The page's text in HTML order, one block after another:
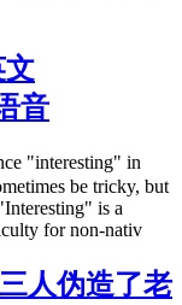
文
音
"interesting" in
be tricky, but
is a
for non-nativ
人伪造了老